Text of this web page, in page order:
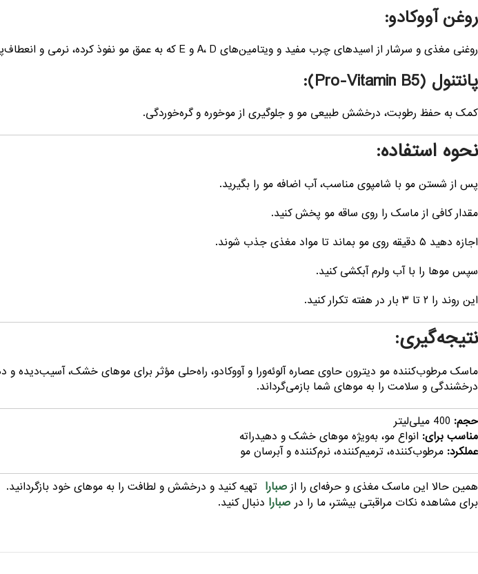
روغن آووکادو:
روغنی مغذی و سرشار از اسیدهای چرب مفید و ویتامین‌های A، D و E که به عمق مو نفوذ کرده، نرمی و انعطاف‌پذیری آن را افزایش می‌دهد.
پانتنول (Pro-Vitamin B5):
کمک به حفظ رطوبت، درخشش طبیعی مو و جلوگیری از موخوره و گره‌خوردگی.
نحوه استفاده:
پس از شستن مو با شامپوی مناسب، آب اضافه مو را بگیرید.
مقدار کافی از ماسک را روی ساقه مو پخش کنید.
اجازه دهید ۵ دقیقه روی مو بماند تا مواد مغذی جذب شوند.
سپس موها را با آب ولرم آبکشی کنید.
این روند را ۲ تا ۳ بار در هفته تکرار کنید.
نتیجه‌گیری:
ماسک مرطوب‌کننده مو دیترون حاوی عصاره آلوئه‌ورا و آووکادو، راه‌حلی مؤثر برای موهای خشک، آسیب‌دیده
درخشندگی و سلامت را به موهای شما بازمی‌گرداند.
حجم:
مناسب برای: انواع مو، به‌ویژه موهای خشک و دهیدراته
عملکرد: مرطوب‌کننده، ترمیم‌کننده، نرم‌کننده و آبرسان مو
همین حالا این ماسک مغذی و حرفه‌ای را از صبارا تهیه کنید و درخشش و لطافت را به موهای خود بازگردانید.
برای مشاهده نکات مراقبتی بیشتر، ما را در صبارا دنبال کنید.